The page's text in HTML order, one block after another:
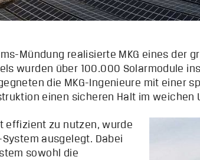
Mündung realisierte MKG eines der
wurden über 100.000 Solarmodule
die MKG-Ingenieure mit einer
einen sicheren Halt im weichen
effizient zu nutzen, wurde
ausgelegt. Dabei
sowohl die